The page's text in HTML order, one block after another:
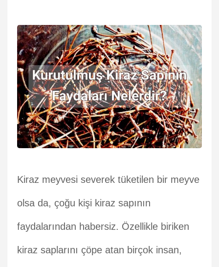
Kiraz meyvesi severek tüketilen bir meyve
olsa da, çoğu kişi kiraz sapının
faydalarından habersiz. Özellikle biriken
kiraz saplarını çöpe atan birçok insan,